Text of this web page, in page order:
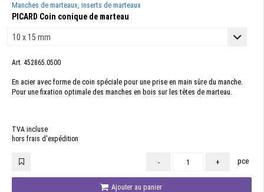
Manches de marteaux, inserts de marteaux
PICARD Coin conique de marteau
Art. 452865.0500
En acier avec forme de coin spéciale pour une prise en main sûre du manche.
Pour une fixation optimale des manches en bois sur les têtes de marteau.
TVA incluse
hors frais d'expédition
- + pce
Ajouter au panier